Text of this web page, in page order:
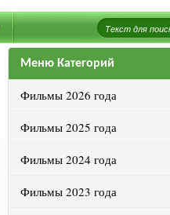
Меню Категорий
Фильмы 2026 года
Фильмы 2025 года
Фильмы 2024 года
Фильмы 2023 года